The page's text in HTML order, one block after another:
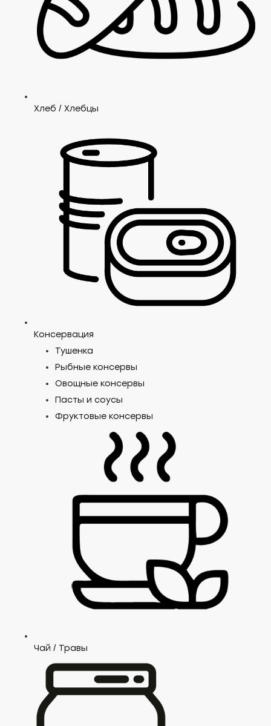
Хлеб / Хлебцы
Консервация
Тушенка
Рыбные консервы
Овощные консервы
Пасты и соусы
Фруктовые консервы
Чай / Травы